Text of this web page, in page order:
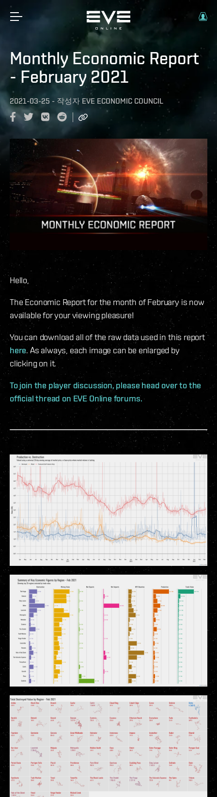
Monthly Economic Report
- February 2021
2021-03-25 - 작성자 EVE ECONOMIC COUNCIL
Hello,
The Economic Report for the month of February is now
available for your viewing pleasure!
You can download all of the raw data used in this report
here. As always, each image can be enlarged by
clicking on it.
To join the player discussion, please head over to the
official thread on EVE Online forums.